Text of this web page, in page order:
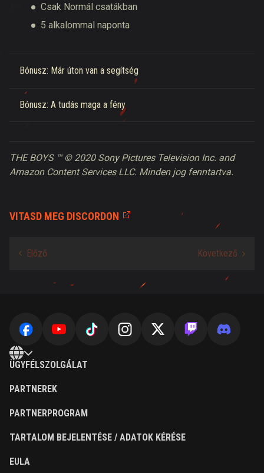
Csak Normál csatákban
5 alkalommal naponta
Bónusz: Már úton van a segítség
Bónusz: A tudás maga a fény
THE BOYS ™ © 2020 Sony Pictures Television Inc. and
Amazon Content Services LLC. Minden jog fenntartva.
VITASD MEG DISCORDON
ÜGYFÉLSZOLGÁLAT
PARTNEREK
PARTNERPROGRAM
TARTALOM BEJELENTÉSE / ADATOK KÉRÉSE
EULA